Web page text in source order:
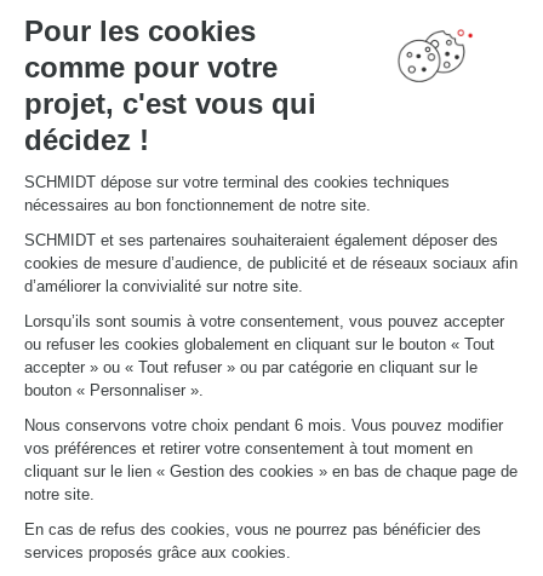
Pour les cookies
comme pour votre
projet, c'est vous qui
décidez !
SCHMIDT dépose sur votre terminal des cookies techniques
nécessaires au bon fonctionnement de notre site.
SCHMIDT et ses partenaires souhaiteraient également déposer des
cookies de mesure d’audience, de publicité et de réseaux sociaux afin
d’améliorer la convivialité sur notre site.
Lorsqu’ils sont soumis à votre consentement, vous pouvez accepter
ou refuser les cookies globalement en cliquant sur le bouton « Tout
accepter » ou « Tout refuser » ou par catégorie en cliquant sur le
bouton « Personnaliser ».
Nous conservons votre choix pendant 6 mois. Vous pouvez modifier
vos préférences et retirer votre consentement à tout moment en
cliquant sur le lien « Gestion des cookies » en bas de chaque page de
notre site.
En cas de refus des cookies, vous ne pourrez pas bénéficier des
services proposés grâce aux cookies.
Schmidt pour les pros
VOTRE PROJET
Mon espace projet
Configurer en 3D
Nous contacter
Trouver mon magasin
Le club by Schmidt
PRENDRE RENDEZ-VOUS
LIENS UTILES
Promotions
Fiches produits
Guides de pose et d’entretien
Consulter notre catalogue
À PROPOS
Actualités du groupe
Ouvrir un magasin
Schmidt dans le monde